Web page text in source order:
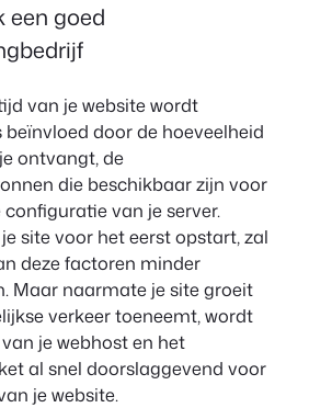
een goed
van je website wordt
door de hoeveelheid
ontvangt, de
die beschikbaar zijn voor
configuratie van je server.
site voor het eerst opstart, zal
deze factoren minder
Maar naarmate je site groeit
verkeer toeneemt, wordt
je webhost en het
al snel doorslaggevend voor
je website.